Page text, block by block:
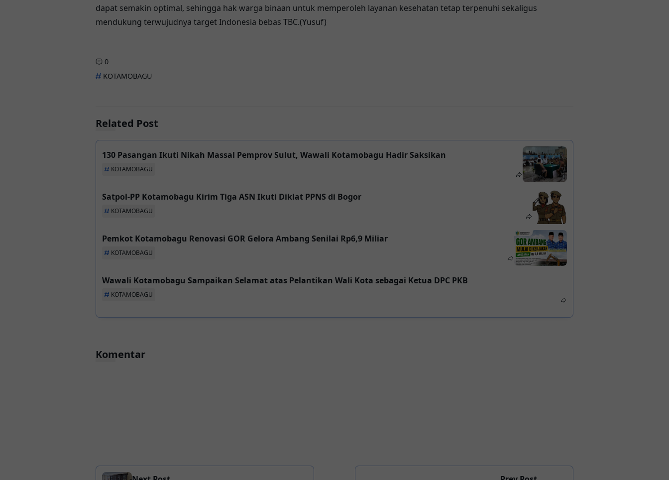
dapat semakin optimal, sehingga hak warga binaan untuk memperoleh layanan kesehatan tetap terpenuhi sekaligus
mendukung terwujudnya target Indonesia bebas TBC.(Yusuf)
0
KOTAMOBAGU
Related Post
130 Pasangan Ikuti Nikah Massal Pemprov Sulut, Wawali Kotamobagu Hadir Saksikan
KOTAMOBAGU
Satpol-PP Kotamobagu Kirim Tiga ASN Ikuti Diklat PPNS di Bogor
KOTAMOBAGU
Pemkot Kotamobagu Renovasi GOR Gelora Ambang Senilai Rp6,9 Miliar
KOTAMOBAGU
Wawali Kotamobagu Sampaikan Selamat atas Pelantikan Wali Kota sebagai Ketua DPC PKB
KOTAMOBAGU
Komentar